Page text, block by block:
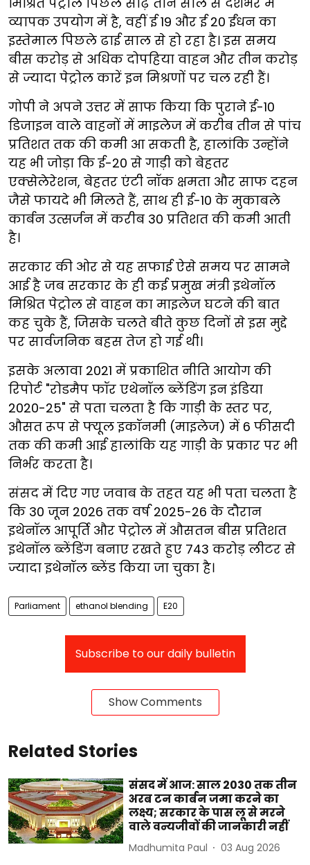
व्यापक उपयोग में है, वहीं ई 19 और ई 20 ईंधन का
इस्तेमाल पिछले ढाई साल से हो रहा है। इस समय
बीस करोड़ से अधिक दोपहिया वाहन और तीन करोड़
से ज्यादा पेट्रोल कारें इन मिश्रणों पर चल रही हैं।
गोपी ने अपने उत्तर में साफ किया कि पुराने ई-10
डिजाइन वाले वाहनों में माइलेज में करीब तीन से पांच
प्रतिशत तक की कमी आ सकती है, हालांकि उन्होंने
यह भी जोड़ा कि ई-20 से गाड़ी को बेहतर
एक्सेलेरेशन, बेहतर एंटी नॉक क्षमता और साफ दहन
जैसे फायदे भी मिलते हैं, साथ ही ई-10 के मुकाबले
कार्बन उत्सर्जन में करीब 30 प्रतिशत की कमी आती
है।
सरकार की ओर से यह सफाई ऐसे समय पर सामने
आई है जब सरकार के ही कई प्रमुख मंत्री इथेनॉल
मिश्रित पेट्रोल से वाहन का माइलेज घटने की बात
कह चुके हैं, जिसके चलते बीते कुछ दिनों से इस मुद्दे
पर सार्वजनिक बहस तेज हो गई थी।
इसके अलावा 2021 में प्रकाशित नीति आयोग की
रिपोर्ट "रोडमैप फॉर एथेनॉल ब्लेंडिंग इन इंडिया
2020-25" से पता चलता है कि गाड़ी के स्तर पर,
औसत रूप से फ्यूल इकॉनमी (माइलेज) में 6 फीसदी
तक की कमी आई हालांकि यह गाड़ी के प्रकार पर भी
निर्भर करता है।
संसद में दिए गए जवाब के तहत यह भी पता चलता है
कि 30 जून 2026 तक वर्ष 2025-26 के दौरान
इथेनॉल आपूर्ति और पेट्रोल में औसतन बीस प्रतिशत
इथेनॉल ब्लेंडिंग बनाए रखते हुए 743 करोड़ लीटर से
ज्यादा इथेनॉल ब्लेंड किया जा चुका है।
Parliament ethanol blending E20
Subscribe to our daily bulletin
Show Comments
Related Stories
संसद में आज: साल 2030 तक तीन
अरब टन कार्बन जमा करने का
लक्ष्य; सरकार के पास लू से मरने
वाले वन्यजीवों की जानकारी नहीं
Madhumita Paul 03 Aug 2026